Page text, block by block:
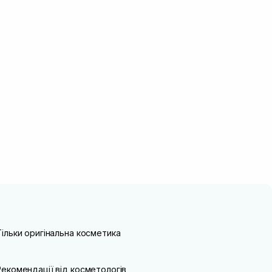
оригінальна косметика
від косметологів